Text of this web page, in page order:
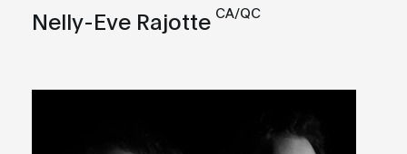
Nelly-Eve Rajotte CA/QC